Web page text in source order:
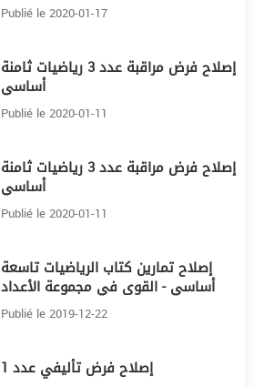
Publié le 2020-01-17
إصلاح فرض مراقبة عدد 3 رياضيات ثامنة
أساسي
Publié le 2020-01-11
إصلاح فرض مراقبة عدد 3 رياضيات ثامنة
أساسي
Publié le 2020-01-11
إصلاح تمارين كتاب الرياضيات تاسعة
أساسي - القوى في مجموعة الأعداد
الحقيقية
Publié le 2019-12-22
إصلاح فرض تأليفي عدد 1